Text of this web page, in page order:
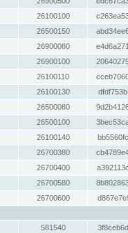
26100100
26500150
26900080
26900100
26100110
26100130
26500080
26500100
26100140
26700380
26700400
26700580
26700600
581540